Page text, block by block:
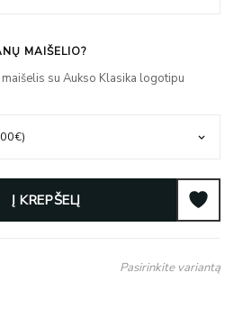
MAIŠELIO?
su Aukso Klasika logotipu
Į KREPŠELĮ
Pasirinkite variantą